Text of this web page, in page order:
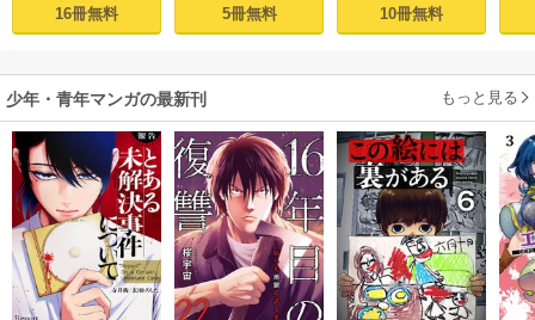
16冊無料
5冊無料
10冊無料
少年・青年マンガの最新刊 もっと見る